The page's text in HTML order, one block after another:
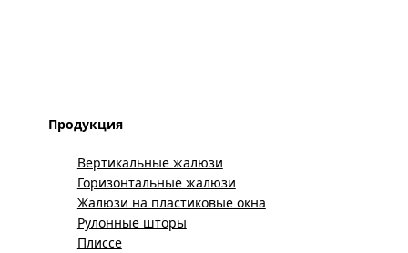
Продукция
Вертикальные жалюзи
Горизонтальные жалюзи
Жалюзи на пластиковые окна
Рулонные шторы
Плиссе